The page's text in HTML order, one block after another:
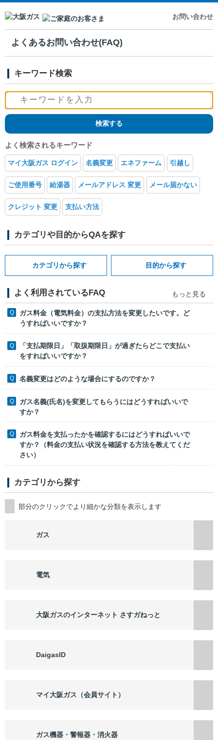
お問い合わせ
よくあるお問い合わせ(FAQ)
キーワード検索
よく検索されるキーワード
マイ大阪ガス ログイン 名義変更 エネファーム 引越し
ご使用番号 給湯器 メールアドレス 変更 メール届かない
クレジット 変更 支払い方法
カテゴリや目的からQAを探す
カテゴリから探す 目的から探す
よく利用されているFAQ もっと見る
ガス料金（電気料金）の支払方法を変更したいです。ど
うすればいいですか？
「支払期限日」「取扱期限日」が過ぎたらどこで支払い
をすればいいですか？
名義変更はどのような場合にするのですか？
ガス名義(氏名)を変更してもらうにはどうすればいいで
すか？
ガス料金を支払ったかを確認するにはどうすればいいで
すか？（料金の支払い状況を確認する方法を教えてくだ
さい）
カテゴリから探す
ガス
電気
大阪ガスのインターネット さすガねっと
DaigasID
マイ大阪ガス（会員サイト）
ガス機器・警報器・消火器